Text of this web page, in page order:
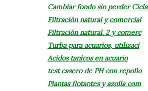
Cambiar fondo sin perder Cicla
Filtración natural y comercial
Filtración natural. 2 y comerc
Turba para acuarios, utilizaci
Acidos tanicos en acuario
test casero de PH con repollo
Plantas flotantes y azolla com